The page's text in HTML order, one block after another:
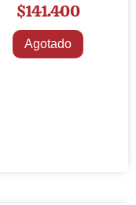
$141.400
Agotado